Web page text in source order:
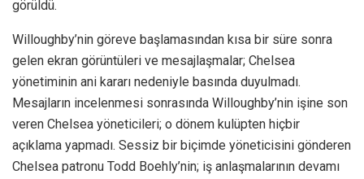
görüldü.
Willoughby’nin göreve başlamasından kısa bir süre sonra
gelen ekran görüntüleri ve mesajlaşmalar; Chelsea
yönetiminin ani kararı nedeniyle basında duyulmadı.
Mesajların incelenmesi sonrasında Willoughby’nin işine son
veren Chelsea yöneticileri; o dönem kulüpten hiçbir
açıklama yapmadı. Sessiz bir biçimde yöneticisini gönderen
Chelsea patronu Todd Boehly’nin; iş anlaşmalarının devamı